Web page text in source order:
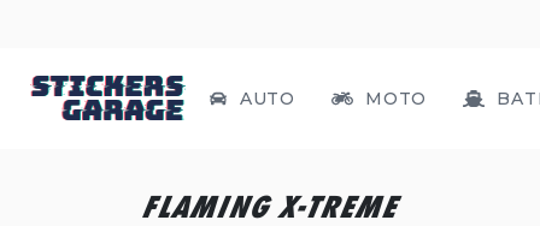
AUTO MOTO
FLAMING X-TREME